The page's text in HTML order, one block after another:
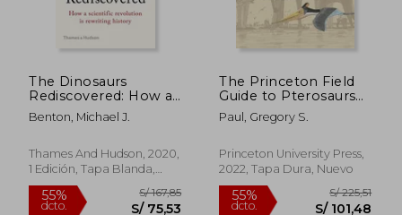
55% S/ 258,18 55%
The Dinosaurs
Rediscovered: How a
Scientific Revolution
is Rewriting History
Benton, Michael J.
Thames And Hudson, 2020,
1 Edición, Tapa Blanda,
Nuevo
The Princeton Field
Guide to Pterosaurs
(Princeton Field
Guides, 155) (en
Paul, Gregory S.
Princeton University Press,
2022, Tapa Dura, Nuevo